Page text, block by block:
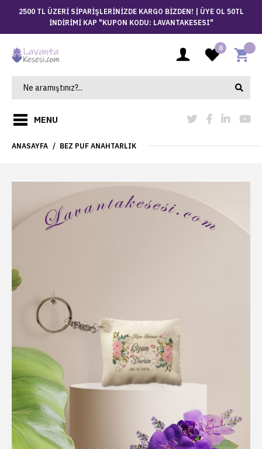
2500 TL ÜZERİ SİPARİŞLERİNİZDE KARGO BİZDEN! | ÜYE OL 50TL
İNDİRİMİ KAP "KUPON KODU: LAVANTAKESESI"
0
MENU
ANASAYFA BEZ PUF ANAHTARLIK